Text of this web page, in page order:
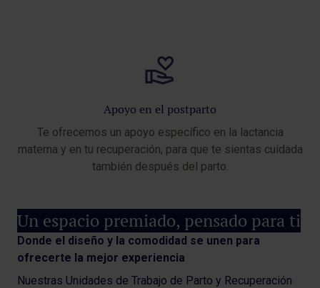
Apoyo en el postparto
Te ofrecemos un apoyo específico en la lactancia
materna y en tu recuperación, para que te sientas cuidada
también después del parto.
Un espacio premiado, pensado para ti
Donde el diseño y la comodidad se unen para
ofrecerte la mejor experiencia
Nuestras Unidades de Trabajo de Parto y Recuperación